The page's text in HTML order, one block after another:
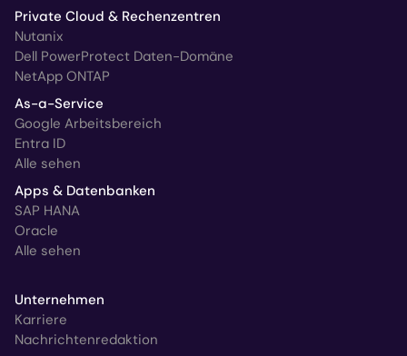
Private Cloud & Rechenzentren
Nutanix
Dell PowerProtect Daten-Domäne
NetApp ONTAP
As-a-Service
Google Arbeitsbereich
Entra ID
Alle sehen
Apps & Datenbanken
SAP HANA
Oracle
Alle sehen
Unternehmen
Karriere
Nachrichtenredaktion